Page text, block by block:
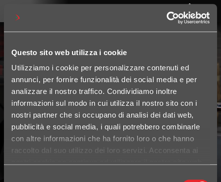
Questo sito web utilizza i cookie
Utilizziamo i cookie per personalizzare contenuti ed
annunci, per fornire funzionalità dei social media e per
analizzare il nostro traffico. Condividiamo inoltre
informazioni sul modo in cui utilizza il nostro sito con i
nostri partner che si occupano di analisi dei dati web,
pubblicità e social media, i quali potrebbero combinarle
con altre informazioni che ha fornito loro o che hanno
raccolto dal suo utilizzo dei loro servizi. Acconsenta ai